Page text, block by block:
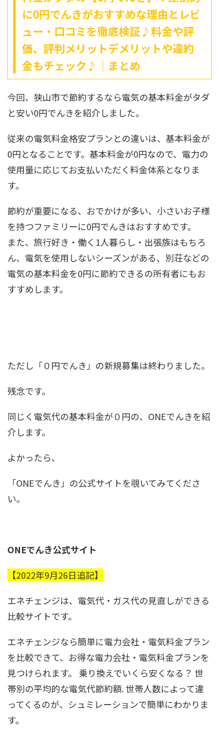
に0円でんきがおすすめな理由とレビ
ュー・口コミを徹底検証♪料金や評
価、評判メリットデメリットや違約
金もチェック♪｜まとめ
今回、狭山市で節約するなら電気の基本料金がタダ
と安い0円でんきを紹介しました。
従来の電気料金格安プランとの違いは、基本料金が
0円となることです。基本料金が0円なので、電力の
使用量に応じてお支払いただく料金体系となりま
す。
節約が重要になる、おでかけが多い、小さいお子様
を持つファミリーに0円でんきはおすすめです。
また、旅行好き・働く1人暮らし・出張族はもちろ
ん、電気を使用しないシーズンがある、別荘などの
電気の基本料金を0円に節約できるの所有者にもお
すすめします。
ただし「０円でんき」の新規募集は終わりました。
残念です。
同じく電気代の基本料金が０円の、ONEでんきを紹
介します。
よかったら、
「ONEでんき」の公式サイトを覗いてみてくださ
い。
ONEでんき公式サイト
【2022年9月26日追記】
エネチェンジは、電気代・ガス代の見直しができる
比較サイトです。
エネチェンジなら簡単に電力会社・電気料金プラン
を比較できて、お得な電力会社・電気料金プランを
見つけられます。 乗り換えでいくら安くなる？ 世
帯別の平均的な電気代節約額. 世帯人数によって違
ってくるのが、シュミレーションで簡単にわかりま
す。